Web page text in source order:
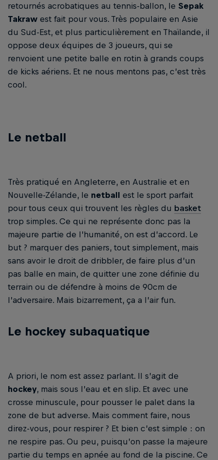
retournés acrobatiques au tennis-ballon, le Sepak
Takraw est fait pour vous. Très populaire en Asie
du Sud-Est, et plus particulièrement en Thaïlande, il
oppose deux équipes de 3 joueurs, qui se
renvoient une petite balle en rotin à grands coups
de kicks aériens. Et ne nous mentons pas, c’est très
cool.
Le netball
Très pratiqué en Angleterre, en Australie et en
Nouvelle-Zélande, le netball est le sport parfait
pour tous ceux qui trouvent les règles du basket
trop simples. Ce qui ne représente donc pas la
majeure partie de l’humanité, on est d’accord. Le
but ? marquer des paniers, tout simplement, mais
sans avoir le droit de dribbler, de faire plus d’un
pas balle en main, de quitter une zone définie du
terrain ou de défendre à moins de 90cm de
l’adversaire. Mais bizarrement, ça a l’air fun.
Le hockey subaquatique
A priori, le nom est assez parlant. Il s’agit de
hockey, mais sous l’eau et en slip. Et avec une
crosse minuscule, pour pousser le palet dans la
zone de but adverse. Mais comment faire, nous
direz-vous, pour respirer ? Et bien c’est simple : on
ne respire pas. Ou peu, puisqu’on passe la majeure
partie du temps en apnée au fond de la piscine. Ce